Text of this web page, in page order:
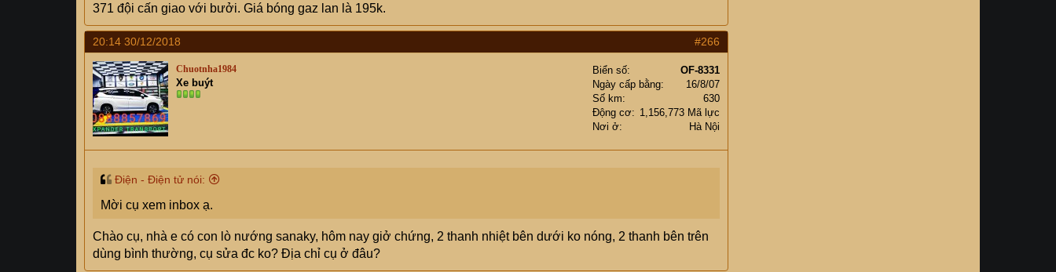
371 đội cấn giao với bưởi. Giá bóng gaz lan là 195k.
20:14 30/12/2018 #266
Chuotnha1984
Xe buýt
Biển số
OF-8331
Ngày cấp bằng
16/8/07
Số km
630
Động cơ
1,156,773 Mã lực
Nơi ở
Hà Nội
Điện - Điện tử nói:
Mời cụ xem inbox ạ.
Chào cụ, nhà e có con lò nướng sanaky, hôm nay giở chứng, 2 thanh nhiệt bên dưới ko nóng, 2 thanh bên trên
dùng bình thường, cụ sửa đc ko? Địa chỉ cụ ở đâu?